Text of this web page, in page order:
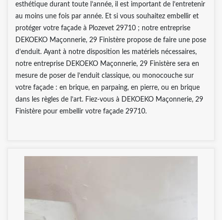
esthétique durant toute l’année, il est important de l’entretenir
au moins une fois par année. Et si vous souhaitez embellir et
protéger votre façade à Plozevet 29710 ; notre entreprise
DEKOEKO Maçonnerie, 29 Finistère propose de faire une pose
d’enduit. Ayant à notre disposition les matériels nécessaires,
notre entreprise DEKOEKO Maçonnerie, 29 Finistère sera en
mesure de poser de l’enduit classique, ou monocouche sur
votre façade : en brique, en parpaing, en pierre, ou en brique
dans les règles de l’art. Fiez-vous à DEKOEKO Maçonnerie, 29
Finistère pour embellir votre façade 29710.